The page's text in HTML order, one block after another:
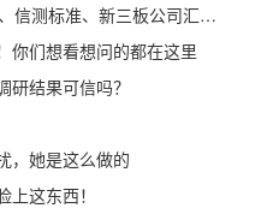
创业板上市委14审：仲景食品、信测标准、新三板公司汇创达上会
你们想看想问的都在这里
研结果可信吗？
，她是这么做的
这东西！